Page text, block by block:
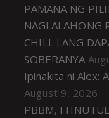
PAMANA NG
NAGLALAHONG
CHILL LANG
SOBERANYA
Ipinakita ni Alex:
August 9, 2026
PBBM,